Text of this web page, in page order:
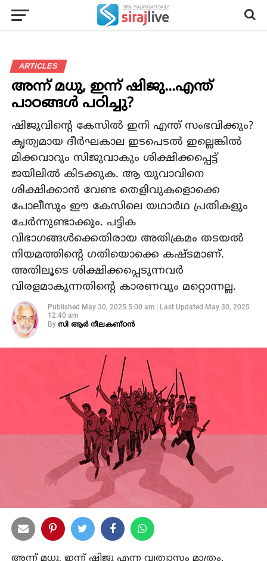
ARTICLES
അന്ന് മധു, ഇന്ന് ഷിജു...എന്ത്
പാഠങ്ങള്‍ പഠിച്ചു?
ഷിജുവിന്റെ കേസില്‍ ഇനി എന്ത് സംഭവിക്കും?
കൃത്യമായ ദീര്‍ഘകാല ഇടപെടല്‍ ഇല്ലെങ്കില്‍
മിക്കവാറും സിജുവാകും ശിക്ഷിക്കപ്പെട്ട്
ജയിലില്‍ കിടക്കുക. ആ യുവാവിനെ
ശിക്ഷിക്കാന്‍ വേണ്ട തെളിവുകളൊക്കെ
പോലീസും ഈ കേസിലെ യഥാര്‍ഥ പ്രതികളും
ചേര്‍ന്നുണ്ടാക്കും. പട്ടിക
വിഭാഗങ്ങള്‍ക്കെതിരായ അതിക്രമം തടയല്‍
നിയമത്തിന്റെ ഗതിയൊക്കെ കഷ്ടമാണ്.
അതിലൂടെ ശിക്ഷിക്കപ്പെടുന്നവര്‍
വിരളമാകുന്നതിന്റെ കാരണവും മറ്റൊന്നല്ല.
Published May 30, 2025 5:00 am| Last Updated May 30, 2025
12:40 am
By സി ആര്‍ നീലകണ്ഠന്‍
അന്ന് മധു, ഇന്ന് ഷിജു എന്ന വ്യത്യാസം മാത്രം.